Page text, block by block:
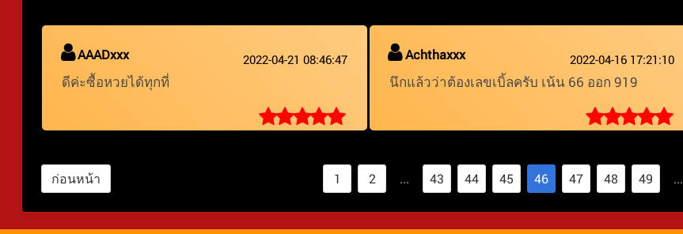
AAADxxx 2022-04-21 08:46:47
ดีค่ะซื้อหวยได้ทุกที่
Achthaxxx 2022-04-16 17:21:10
นึกแล้วว่าต้องเลขเบิ้ลครับ เน้น 66 ออก 919
ก่อนหน้า 1 2 ... 43 44 45 46 47 48 49 ...